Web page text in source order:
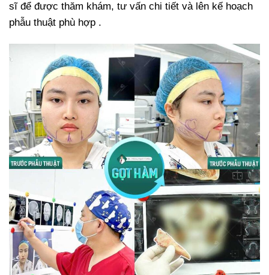
sĩ để được thăm khám, tư vấn chi tiết và lên kế hoạch
phẫu thuật phù hợp .